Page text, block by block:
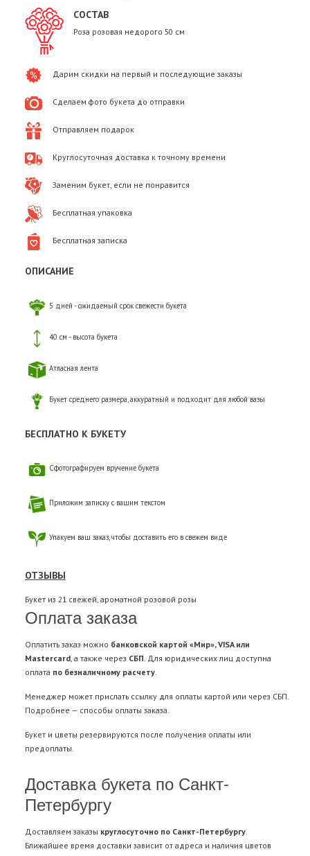
СОСТАВ
Роза розовая недорого 50 см
Дарим скидки на первый и последующие заказы
Сделаем фото букета до отправки
Отправляем подарок
Круглосуточная доставка к точному времени
Заменим букет, если не понравится
Бесплатная упаковка
Бесплатная записка
ОПИСАНИЕ
5 дней - ожидаемый срок свежести букета
40 см - высота букета
Атласная лента
Букет среднего размера, аккуратный и подходит для любой вазы
БЕСПЛАТНО К БУКЕТУ
Сфотографируем вручение букета
Приложим записку с вашим текстом
Упакуем ваш заказ, чтобы доставить его в свежем виде
ОТЗЫВЫ
Букет из 21 свежей, ароматной розовой розы
Оплата заказа
Оплатить заказ можно банковской картой «Мир», VISA или
Mastercard, а также через СБП. Для юридических лиц доступна
оплата по безналичному расчету.
Менеджер может прислать ссылку для оплаты картой или через СБП.
Подробнее — способы оплаты заказа.
Букет и цветы резервируются после получения оплаты или
предоплаты.
Доставка букета по Санкт-
Петербургу
Доставляем заказы круглосуточно по Санкт-Петербургу.
Ближайшее время доставки зависит от адреса и наличия цветов